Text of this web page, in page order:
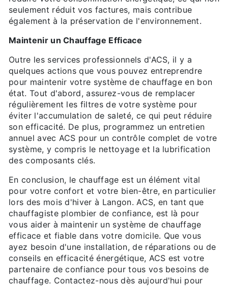
seulement réduit vos factures, mais contribue
également à la préservation de l'environnement.
Maintenir un Chauffage Efficace
Outre les services professionnels d'ACS, il y a
quelques actions que vous pouvez entreprendre
pour maintenir votre système de chauffage en bon
état. Tout d'abord, assurez-vous de remplacer
régulièrement les filtres de votre système pour
éviter l'accumulation de saleté, ce qui peut réduire
son efficacité. De plus, programmez un entretien
annuel avec ACS pour un contrôle complet de votre
système, y compris le nettoyage et la lubrification
des composants clés.
En conclusion, le chauffage est un élément vital
pour votre confort et votre bien-être, en particulier
lors des mois d'hiver à Langon. ACS, en tant que
chauffagiste plombier de confiance, est là pour
vous aider à maintenir un système de chauffage
efficace et fiable dans votre domicile. Que vous
ayez besoin d'une installation, de réparations ou de
conseils en efficacité énergétique, ACS est votre
partenaire de confiance pour tous vos besoins de
chauffage. Contactez-nous dès aujourd'hui pour